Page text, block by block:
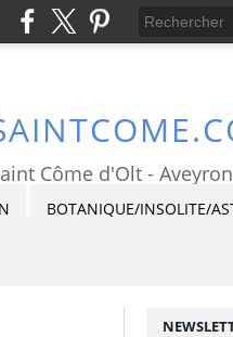
Côme d'Olt -
BOTANIQUE/INSOLITE/